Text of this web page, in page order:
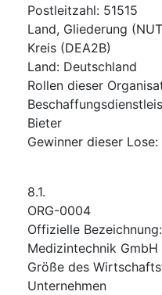
Postleitzahl: 51515
Land, Gliederung
Kreis (DEA2B)
Land: Deutschland
Rollen dieser
Bieter
Gewinner dieser Lose:
8.1.
ORG-0004
Offizielle Bezeichnung:
Medizintechnik GmbH
Größe des
Unternehmen